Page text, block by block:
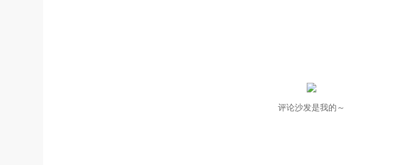
评论沙发是我的～